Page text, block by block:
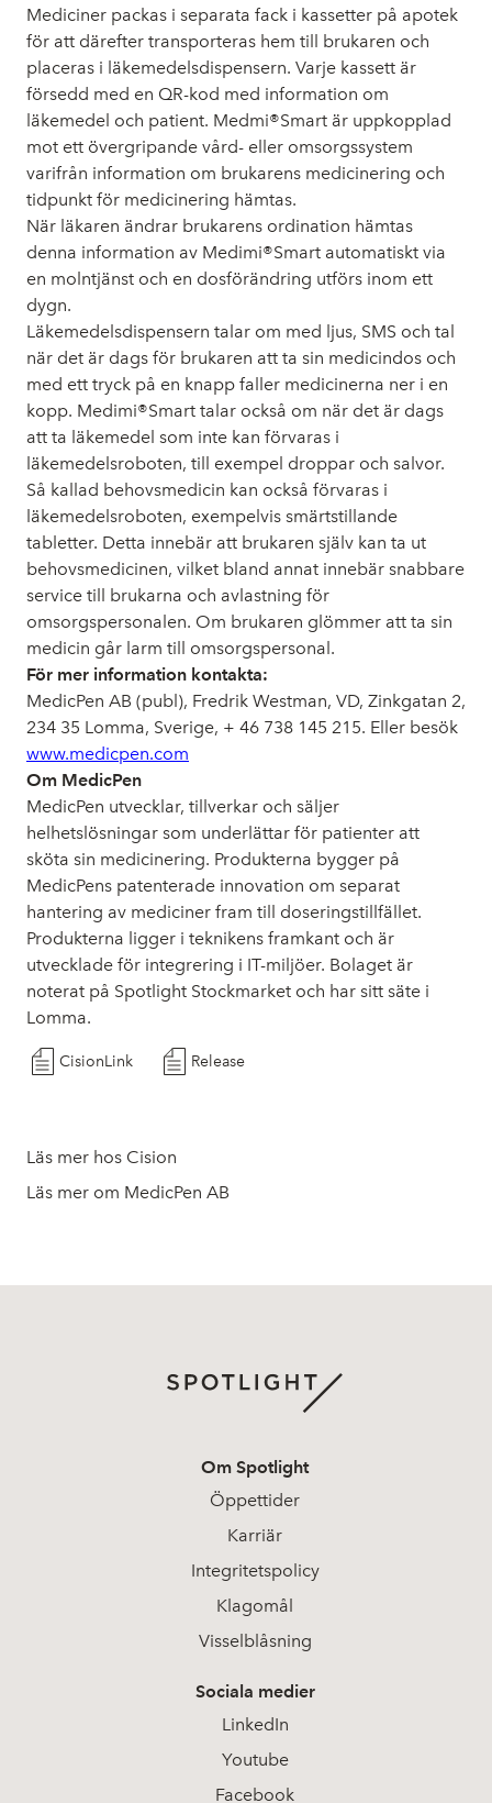
Mediciner packas i separata fack i kassetter på apotek
för att därefter transporteras hem till brukaren och
placeras i läkemedelsdispensern. Varje kassett är
försedd med en QR-kod med information om
läkemedel och patient. Medmi®Smart är uppkopplad
mot ett övergripande vård- eller omsorgssystem
varifrån information om brukarens medicinering och
tidpunkt för medicinering hämtas.
När läkaren ändrar brukarens ordination hämtas
denna information av Medimi®Smart automatiskt via
en molntjänst och en dosförändring utförs inom ett
dygn.
Läkemedelsdispensern talar om med ljus, SMS och tal
när det är dags för brukaren att ta sin medicindos och
med ett tryck på en knapp faller medicinerna ner i en
kopp. Medimi®Smart talar också om när det är dags
att ta läkemedel som inte kan förvaras i
läkemedelsroboten, till exempel droppar och salvor.
Så kallad behovsmedicin kan också förvaras i
läkemedelsroboten, exempelvis smärtstillande
tabletter. Detta innebär att brukaren själv kan ta ut
behovsmedicinen, vilket bland annat innebär snabbare
service till brukarna och avlastning för
omsorgspersonalen. Om brukaren glömmer att ta sin
medicin går larm till omsorgspersonal.
För mer information kontakta:
MedicPen AB (publ), Fredrik Westman, VD, Zinkgatan 2,
234 35 Lomma, Sverige, + 46 738 145 215. Eller besök
www.medicpen.com
Om MedicPen
MedicPen utvecklar, tillverkar och säljer
helhetslösningar som underlättar för patienter att
sköta sin medicinering. Produkterna bygger på
MedicPens patenterade innovation om separat
hantering av mediciner fram till doseringstillfället.
Produkterna ligger i teknikens framkant och är
utvecklade för integrering i IT-miljöer. Bolaget är
noterat på Spotlight Stockmarket och har sitt säte i
Lomma.
CisionLink Release
Läs mer hos Cision
Läs mer om MedicPen AB
Om Spotlight
Öppettider
Karriär
Integritetspolicy
Klagomål
Visselblåsning
Sociala medier
LinkedIn
Youtube
Facebook